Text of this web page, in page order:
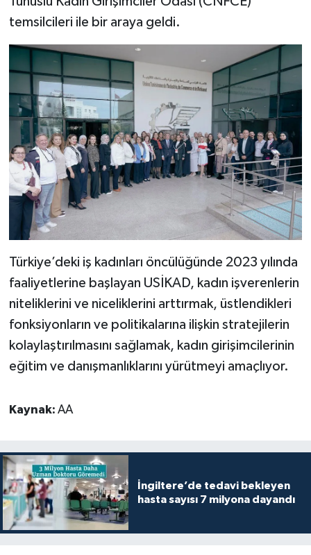
temsilcileri ile bir araya geldi.
Türkiye’deki iş kadınları öncülüğünde 2023 yılında
faaliyetlerine başlayan USİKAD, kadın işverenlerin
niteliklerini ve niceliklerini arttırmak, üstlendikleri
fonksiyonların ve politikalarına ilişkin stratejilerin
kolaylaştırılmasını sağlamak, kadın girişimcilerinin
eğitim ve danışmanlıklarını yürütmeyi amaçlıyor.
Kaynak: AA
İngiltere’de tedavi bekleyen
hasta sayısı 7 milyona dayandı